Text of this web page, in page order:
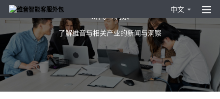
中文
了解维音与相关产业的新闻与洞察